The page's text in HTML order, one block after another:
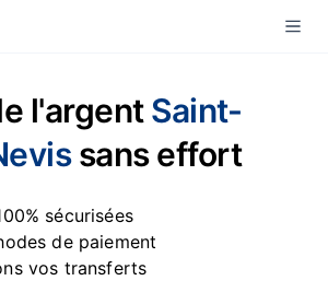
l'argentSaint-
sans effort
sécurisées
de paiement
vos transferts